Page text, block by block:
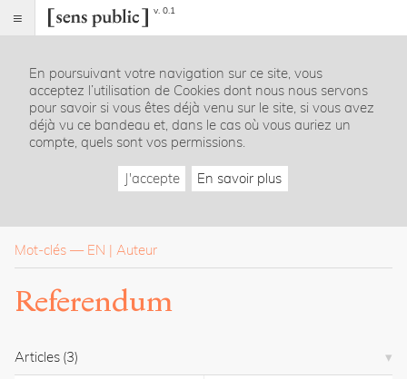
v. 0.1
Index
Rubriques
Essais
La
revue
Présentation
Publier
En poursuivant votre navigation sur ce site, vous
acceptez l’utilisation de Cookies dont nous nous servons
pour savoir si vous êtes déjà venu sur le site, si vous avez
déjà vu ce bandeau et, dans le cas où vous auriez un
compte, quels sont vos permissions.
J'accepte En savoir plus
Mot-clés — EN Auteur
Referendum
Articles (3)